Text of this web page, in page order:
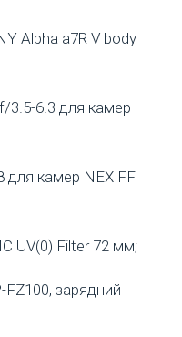
Alpha a7R V body
3.5-6.3 для камер
для камер NEX FF
UV(0) Filter 72 мм;
зарядний